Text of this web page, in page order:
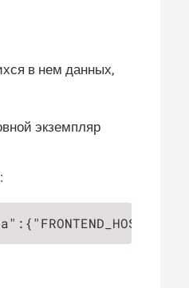
в нем данных,
экземпляр